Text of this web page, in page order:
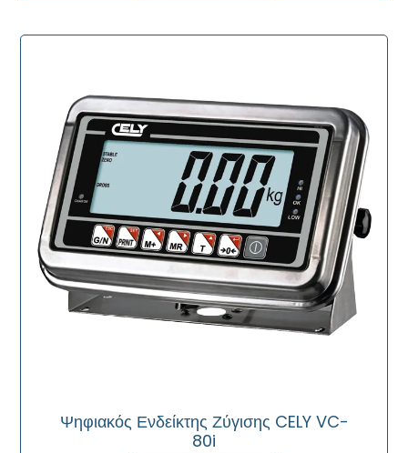
Ψηφιακός Ενδείκτης Ζύγισης CELY VC-
80i